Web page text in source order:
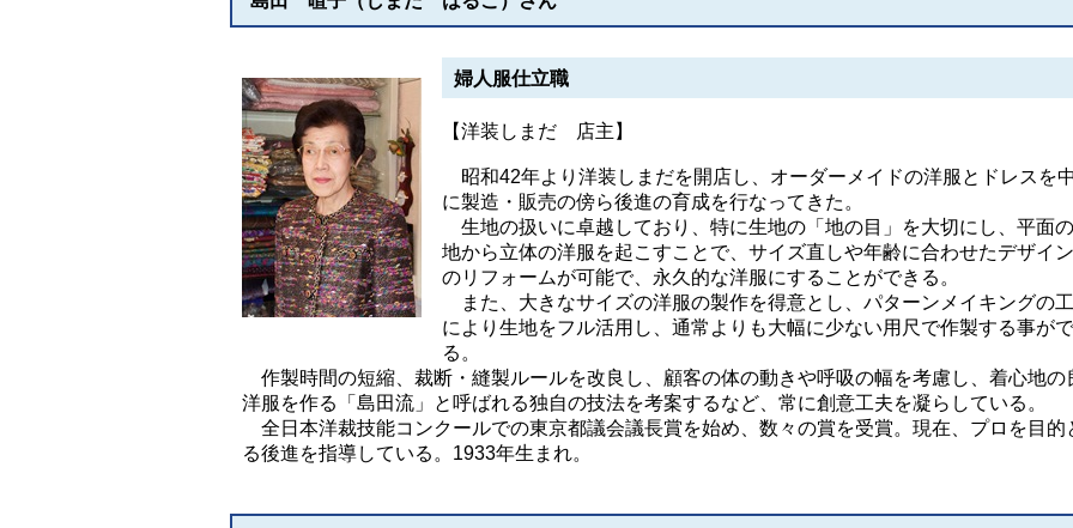
婦人服仕立職
【洋装しまだ 店主】
昭和42年より洋装しまだを開店し、オーダーメイドの洋服とドレスを
に製造・販売の傍ら後進の育成を行なってきた。
生地の扱いに卓越しており、特に生地の「地の目」を大切にし、平面
地から立体の洋服を起こすことで、サイズ直しや年齢に合わせたデザイ
のリフォームが可能で、永久的な洋服にすることができる。
また、大きなサイズの洋服の製作を得意とし、パターンメイキングの
により生地をフル活用し、通常よりも大幅に少ない用尺で作製する事が
る。
作製時間の短縮、裁断・縫製ルールを改良し、顧客の体の動きや呼吸の幅を考慮し、着心地の
洋服を作る「島田流」と呼ばれる独自の技法を考案するなど、常に創意工夫を凝らしている。
全日本洋裁技能コンクールでの東京都議会議長賞を始め、数々の賞を受賞。現在、プロを目的
る後進を指導している。1933年生まれ。